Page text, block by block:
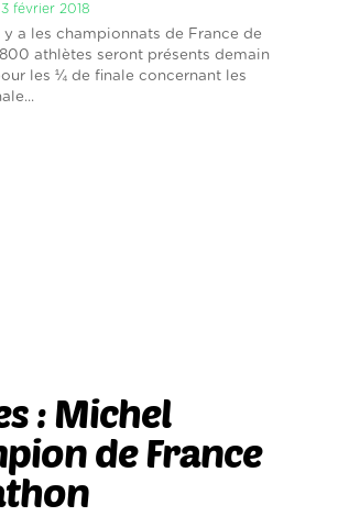
février 2018
y a les championnats de France de
athlètes seront présents demain
les ¼ de finale concernant les
: Michel
de France